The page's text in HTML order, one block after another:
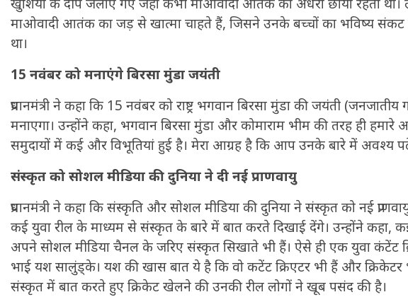
माओवादी आतंक का जड़ से खात्मा चाहते हैं, जिसने उनके बच्चों का भविष्य संकट
था।
15 नवंबर को मनाएंगे बिरसा मुंडा जयंती
प्रधानमंत्री ने कहा कि 15 नवंबर को राष्ट्र भगवान बिरसा मुंडा की जयंती (जनजातीय
मनाएगा। उन्होंने कहा, भगवान बिरसा मुंडा और कोमाराम भीम की तरह ही हमारे
समुदायों में कई और विभूतियां हुई है। मेरा आग्रह है कि आप उनके बारे में अवश्य
संस्कृत को सोशल मीडिया की दुनिया ने दी नई प्राणवायु
प्रधानमंत्री ने कहा कि संस्कृति और सोशल मीडिया की दुनिया ने संस्कृत को नई
कई युवा रील के माध्यम से संस्कृत के बारे में बात करते दिखाई देंगे। उन्होंने कहा,
अपने सोशल मीडिया चैनल के जरिए संस्कृत सिखाते भी हैं। ऐसे ही एक युवा कंटेंट
भाई यश सालुंड्के। यश की खास बात ये है कि वो कटेंट क्रिएटर भी हैं और क्रिकेटर
संस्कृत में बात करते हुए क्रिकेट खेलने की उनकी रील लोगों ने खूब पसंद की है।